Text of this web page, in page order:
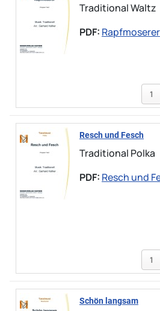
Traditional Waltz
PDF: Rapfmoserer
Resch und Fesch
Traditional Polka
PDF: Resch und
Schön langsam